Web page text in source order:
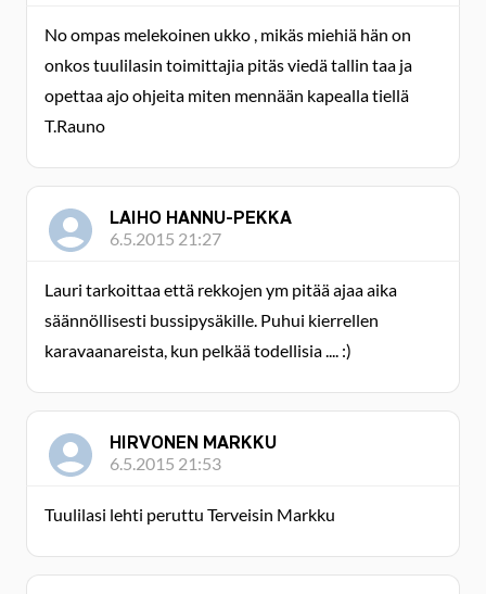
No ompas melekoinen ukko , mikäs miehiä hän on
onkos tuulilasin toimittajia pitäs viedä tallin taa ja
opettaa ajo ohjeita miten mennään kapealla tiellä
T.Rauno
LAIHO HANNU-PEKKA
6.5.2015 21:27
Lauri tarkoittaa että rekkojen ym pitää ajaa aika
säännöllisesti bussipysäkille. Puhui kierrellen
karavaanareista, kun pelkää todellisia .... :)
HIRVONEN MARKKU
6.5.2015 21:53
Tuulilasi lehti peruttu Terveisin Markku